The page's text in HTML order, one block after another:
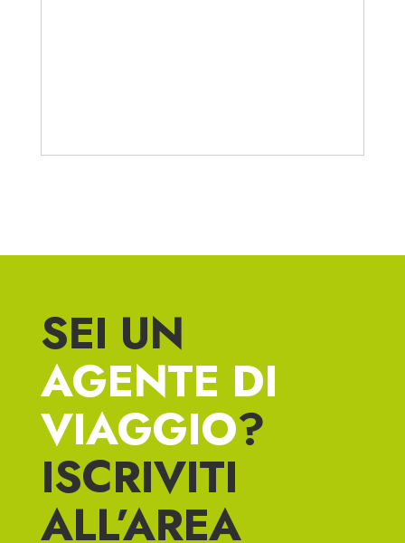
SEI UN
AGENTE DI
VIAGGIO?
ISCRIVITI
ALL’AREA